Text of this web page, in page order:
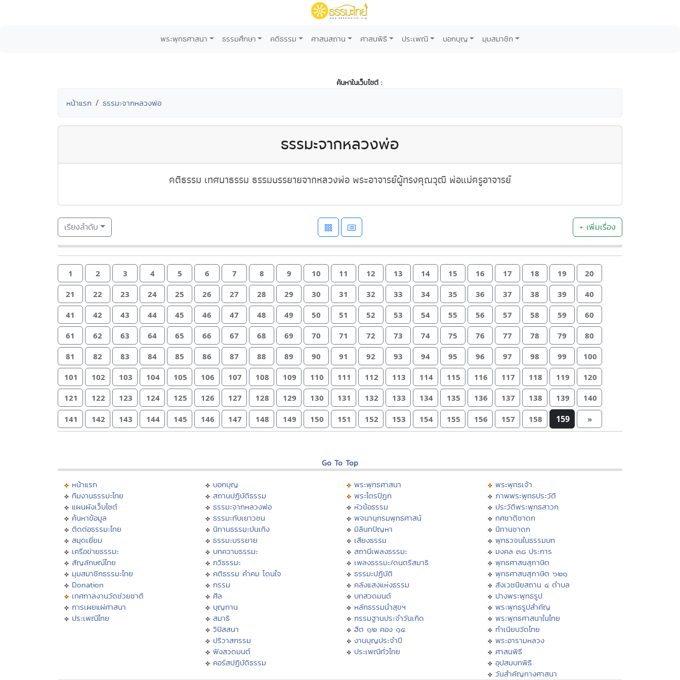
พระพุทธศาสนา ธรรมศึกษา คติธรรม ศาสนสถาน ศาสนพิธี ประเพณี บอกบุญ มุมสมาชิก
ค้นหาในเว็บไซต์ :
หน้าแรก ธรรมะจากหลวงพ่อ
ธรรมะจากหลวงพ่อ
คติธรรม เทศนาธรรม ธรรมบรรยายจากหลวงพ่อ พระอาจารย์ผู้ทรงคุณวุฒิ พ่อแม่ครูอาจารย์
เรียงลำดับ + เพิ่มเรื่อง
1 2 3 4 5 6 7 8 9 10 11 12 13 14 15 16 17 18 19 20
21 22 23 24 25 26 27 28 29 30 31 32 33 34 35 36 37 38 39 40
41 42 43 44 45 46 47 48 49 50 51 52 53 54 55 56 57 58 59 60
61 62 63 64 65 66 67 68 69 70 71 72 73 74 75 76 77 78 79 80
81 82 83 84 85 86 87 88 89 90 91 92 93 94 95 96 97 98 99 100
101 102 103 104 105 106 107 108 109 110 111 112 113 114 115 116 117 118 119 120
121 122 123 124 125 126 127 128 129 130 131 132 133 134 135 136 137 138 139 140
141 142 143 144 145 146 147 148 149 150 151 152 153 154 155 156 157 158 159 »
Go To Top
หน้าแรก
ทีมงานธรรมะไทย
แผนผังเว็บไซต์
ค้นหาข้อมูล
ติดต่อธรรมะไทย
สมุดเยี่ยม
เครือข่ายธรรมะ
สัญลักษณ์ไทย
มุมสมาชิกธรรมะไทย
Donation
เทศกาลงานวัดช่วยชาติ
การเผยแผ่ศาสนา
ประเพณีไทย
บอกบุญ
สถานปฏิบัติธรรม
ธรรมะจากหลวงพ่อ
ธรรมะกับเยาวชน
นิทานธรรมะบันเทิง
ธรรมะบรรยาย
บทความธรรมะ
กวีธรรมะ
คติธรรม คำคม โดนใจ
กรรม
ศีล
บุญทาน
สมาธิ
วิปัสสนา
ปริวาสกรรม
ฟังสวดมนต์
คอร์สปฏิบัติธรรม
พระพุทธศาสนา
พระไตรปิฏก
หัวข้อธรรม
พจนานุกรมพุทธศาสน์
มิลินทปัญหา
เสียงธรรม
สถานีเพลงธรรมะ
เพลงธรรมะ/ดนตรีสมาธิ
ธรรมะปฏิบัติ
คลังแสงแห่งธรรม
บทสวดมนต์
หลักธรรมนำสุขฯ
กรรมฐานประจำวันเกิด
ฮีต ๑๒ คอง ๑๔
งานบุญประจำปี
ประเพณีทั่วไทย
พระพุทธเจ้า
ภาพพระพุทธประวัติ
ประวัติพระพุทธสาวก
ทศชาติชาดก
นิทานชาดก
พุทธวจนในธรรมบท
มงคล ๓๘ ประการ
พุทธศาสนสุภาษิต
พุทธศาสนสุภาษิต ๖๒๑
สังเวชนียสถาน ๔ ตำบล
ปางพระพุทธรูป
พระพุทธรูปสำคัญ
พระพุทธศาสนาในไทย
ทำเนียบวัดไทย
พระอารามหลวง
ศาสนพิธี
อุปสมบทพิธี
วันสำคัญทางศาสนา